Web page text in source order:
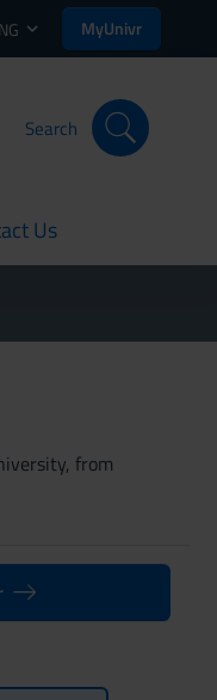
MyUnivr
Search
Us
from